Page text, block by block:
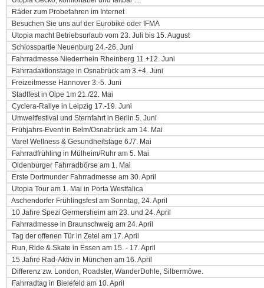
Räder zum Probefahren im Internet
Besuchen Sie uns auf der Eurobike oder IFMA
Utopia macht Betriebsurlaub vom 23. Juli bis 15. August
Schlosspartie Neuenburg 24.-26. Juni
Fahrradmesse Niederrhein Rheinberg 11.+12. Juni
Fahrradaktionstage in Osnabrück am 3.+4. Juni
Freizeitmesse Hannover 3.-5. Juni
Stadtfest in Olpe 1m 21./22. Mai
Cyclera-Rallye in Leipzig 17.-19. Juni
Umweltfestival und Sternfahrt in Berlin 5. Juni
Frühjahrs-Event in Belm/Osnabrück am 14. Mai
Varel Wellness & Gesundheitstage 6./7. Mai
Fahrradfrühling in Mülheim/Ruhr am 5. Mai
Oldenburger Fahrradbörse am 1. Mai
Erste Dortmunder Fahrradmesse am 30. April
Utopia Tour am 1. Mai in Porta Westfalica
Aschendorfer Frühlingsfest am Sonntag, 24. April
10 Jahre Spezi Germersheim am 23. und 24. April
Fahrradmesse in Braunschweig am 24. April
Tag der offenen Tür in Zetel am 17. April
Run, Ride & Skate in Essen am 15. - 17. April
15 Jahre Rad-Aktiv in München am 16. April
Differenz zw. London, Roadster, WanderDohle, Silbermöwe.
Fahrradtag in Bielefeld am 10. April